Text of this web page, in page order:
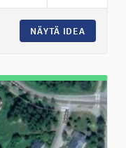
NÄYTÄ IDEA